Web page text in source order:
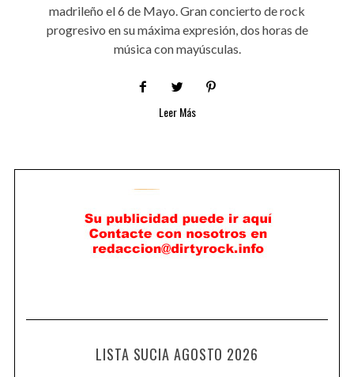
madrileño el 6 de Mayo. Gran concierto de rock
progresivo en su máxima expresión, dos horas de
música con mayúsculas.
Leer Más
LISTA SUCIA AGOSTO 2026